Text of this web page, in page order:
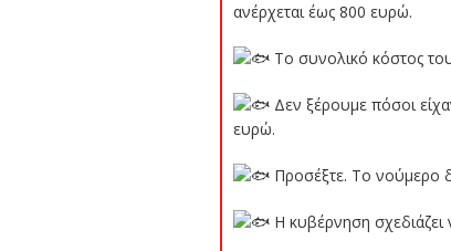
ανέρχεται έως 800 ευρώ.
Το συνολικό κόστος
Δεν ξέρουμε πόσοι
ευρώ.
Προσέξτε. Το νούμερο
Η κυβέρνηση σχεδιάζει